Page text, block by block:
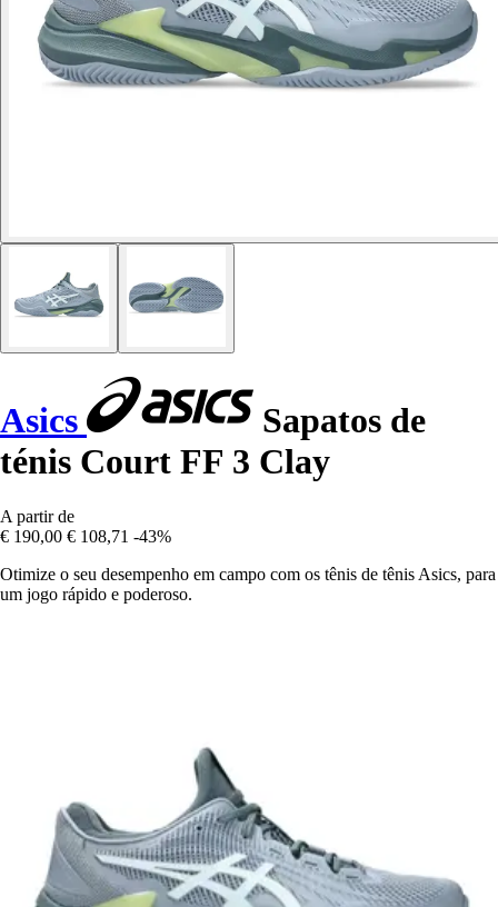
Asics
Sapatos de
ténis Court FF 3 Clay
A partir de
€ 190,00 € 108,71 -43%
Otimize o seu desempenho em campo com os tênis de tênis Asics, para
um jogo rápido e poderoso.